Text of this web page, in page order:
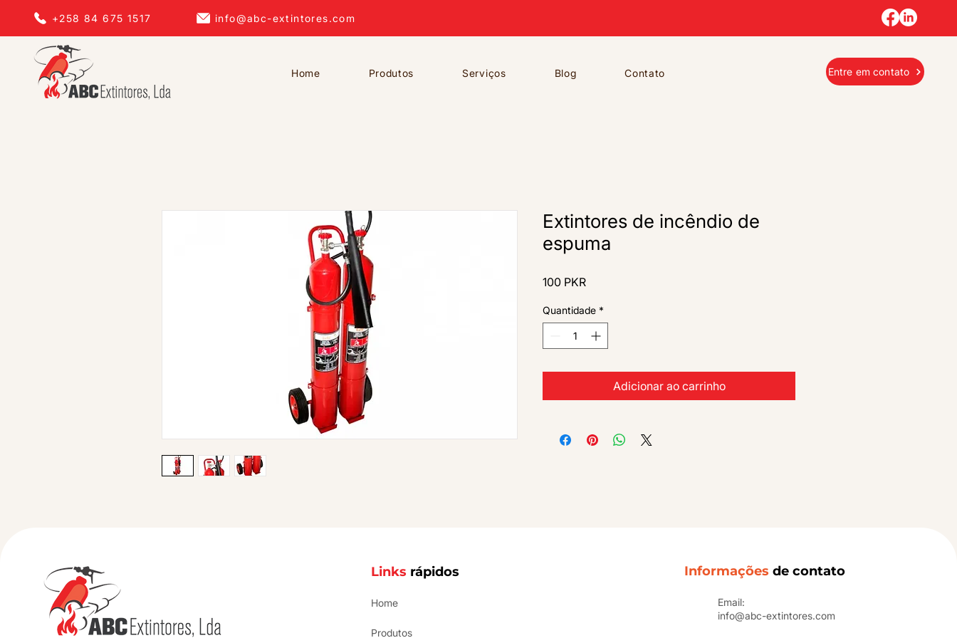
Home Produtos Serviços Blog Contato Entre em contato
+258 84 675 1517 info@abc-extintores.com
Extintores de incêndio de
espuma
100 PKRPreço
Quantidade *
Adicionar ao carrinho
Links rápidos
Home
Produtos
Informações de contato
Email:
info@abc-extintores.com